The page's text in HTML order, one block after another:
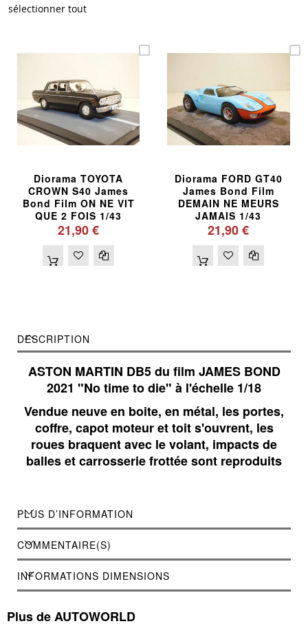
sélectionner tout
Diorama TOYOTA
CROWN S40 James
Bond Film ON NE VIT
QUE 2 FOIS 1/43
21,90 €
Diorama FORD GT40
James Bond Film
DEMAIN NE MEURS
JAMAIS 1/43
21,90 €
DESCRIPTION
ASTON MARTIN DB5 du film JAMES BOND
2021 "No time to die" à l'échelle 1/18
Vendue neuve en boite, en métal, les portes,
coffre, capot moteur et toit s'ouvrent, les
roues braquent avec le volant, impacts de
balles et carrosserie frottée sont reproduits
PLUS D’INFORMATION
COMMENTAIRE(S)
INFORMATIONS DIMENSIONS
Plus de AUTOWORLD